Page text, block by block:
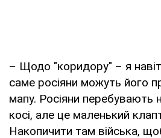
– Щодо "коридору" – я
саме росіяни можуть його
мапу. Росіяни перебувають
косі, але це маленький
Накопичити там війська,